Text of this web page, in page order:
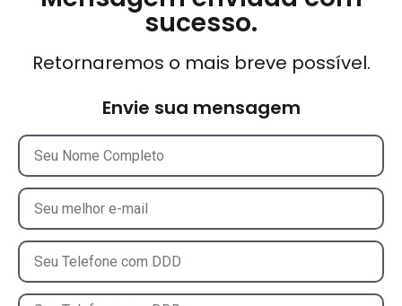
sucesso.
Retornaremos o mais breve possível.
Envie sua mensagem